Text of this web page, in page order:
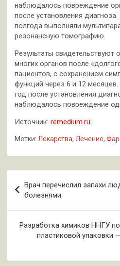
наблюдалось повреждение
после установления
полгода выполняли
резонансную томографию.
Результаты свидетельствуют
многих органов после
пациентов, с сохранением
функций через 6 и 12
год после установления
наблюдалось повреждение
Источник: remedium.ru
Метки: Лекарства, Лечение,
по
записям
Врач перечислил запахи
болезнями
Разработка химиков ННГУ
пластиковой упаковки